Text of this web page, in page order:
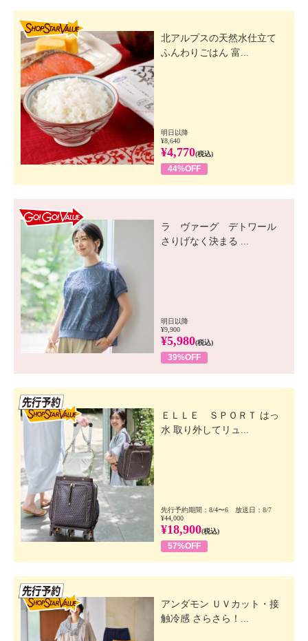
北アルプスの天然水仕立て
ふんわりごはん 富...
明日以降
¥8,640
¥4,770(税込)
44%OFF
ラ ヴァーグ デトワール
さりげなく決まる ...
明日以降
¥9,900
¥5,980(税込)
39%OFF
ＥＬＬＥ ＳＰＯＲＴ はっ
水 取り外してリュ...
先行予約期間：8/4〜6 放送日：8/7
¥44,000
¥18,900(税込)
57%OFF
アンダモン ＵＶカット・接
触冷感 さらさら！...